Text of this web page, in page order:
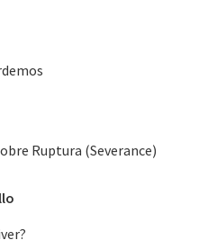
Ruptura (Severance)